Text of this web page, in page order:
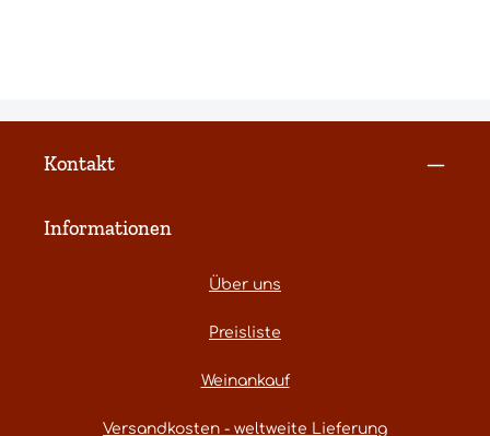
Kontakt
Informationen
Über uns
Preisliste
Weinankauf
Versandkosten - weltweite Lieferung